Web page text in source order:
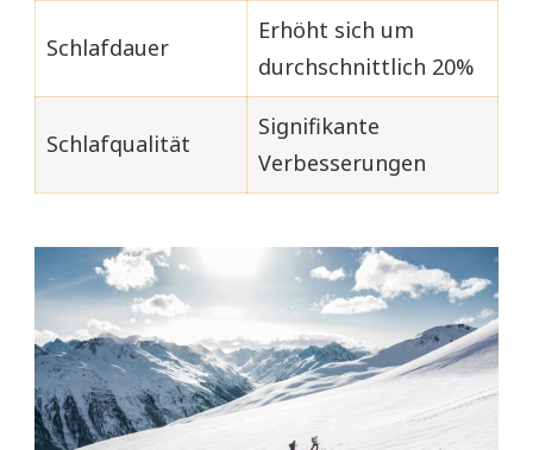
Schlafdauer
Erhöht sich um
durchschnittlich 20%
Schlafqualität
Signifikante
Verbesserungen